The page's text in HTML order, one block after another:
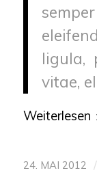
ligula,
vitae,
Weiterlesen
24. MAI 2012 /